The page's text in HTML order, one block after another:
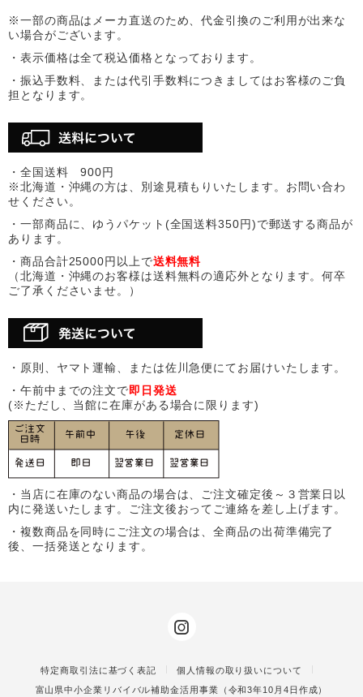
※一部の商品はメーカ直送のため、代金引換のご利用が出来な
い場合がございます。
・表示価格は全て税込価格となっております。
・振込手数料、または代引手数料につきましてはお客様のご負
担となります。
・全国送料 900円
※北海道・沖縄の方は、別途見積もりいたします。お問い合わ
せください。
・一部商品に、ゆうパケット(全国送料350円)で郵送する商品が
あります。
・商品合計25000円以上で送料無料
（北海道・沖縄のお客様は送料無料の適応外となります。何卒
ご了承くださいませ。）
・原則、ヤマト運輸、または佐川急便にてお届けいたします。
・午前中までの注文で即日発送
(※ただし、当館に在庫がある場合に限ります)
・当店に在庫のない商品の場合は、ご注文確定後～３営業日以
内に発送いたします。ご注文後おってご連絡を差し上げます。
・複数商品を同時にご注文の場合は、全商品の出荷準備完了
後、一括発送となります。
特定商取引法に基づく表記
個人情報の取り扱いについて
富山県中小企業リバイバル補助金活用事業（令和3年10月4日作成）